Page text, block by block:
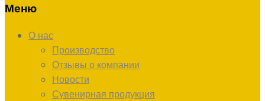
Меню
О нас
Производство
Отзывы о компании
Новости
Сувенирная продукция